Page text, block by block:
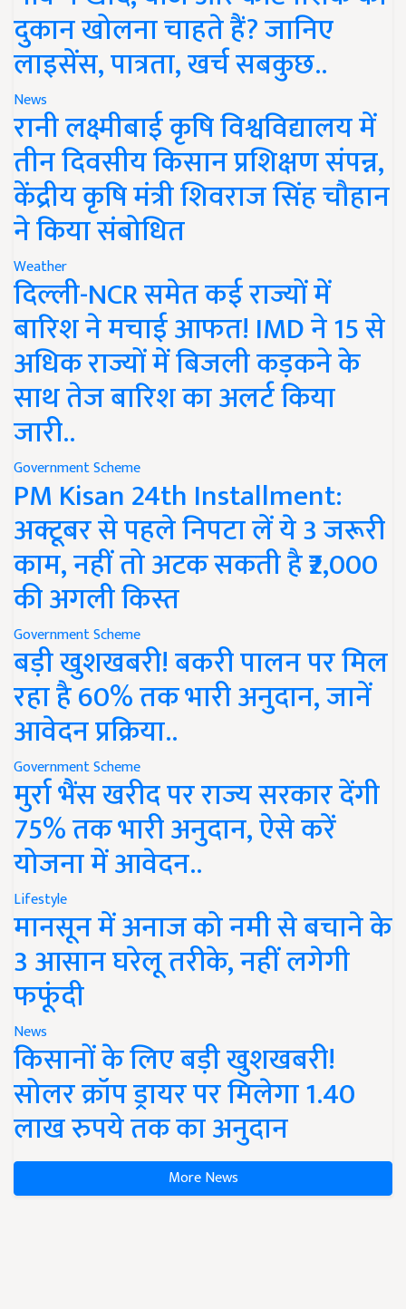
दुकान खोलना चाहते हैं? जानिए
लाइसेंस, पात्रता, खर्च सबकुछ..
News
रानी लक्ष्मीबाई कृषि विश्वविद्यालय में
तीन दिवसीय किसान प्रशिक्षण संपन्न,
केंद्रीय कृषि मंत्री शिवराज सिंह चौहान
ने किया संबोधित
Weather
दिल्ली-NCR समेत कई राज्यों में
बारिश ने मचाई आफत! IMD ने 15 से
अधिक राज्यों में बिजली कड़कने के
साथ तेज बारिश का अलर्ट किया
जारी..
Government Scheme
PM Kisan 24th Installment:
अक्टूबर से पहले निपटा लें ये 3 जरूरी
काम, नहीं तो अटक सकती है ₹2,000
की अगली किस्त
Government Scheme
बड़ी खुशखबरी! बकरी पालन पर मिल
रहा है 60% तक भारी अनुदान, जानें
आवेदन प्रक्रिया..
Government Scheme
मुर्रा भैंस खरीद पर राज्य सरकार देंगी
75% तक भारी अनुदान, ऐसे करें
योजना में आवेदन..
Lifestyle
मानसून में अनाज को नमी से बचाने के
3 आसान घरेलू तरीके, नहीं लगेगी
फफूंदी
News
किसानों के लिए बड़ी खुशखबरी!
सोलर क्रॉप ड्रायर पर मिलेगा 1.40
लाख रुपये तक का अनुदान
More News